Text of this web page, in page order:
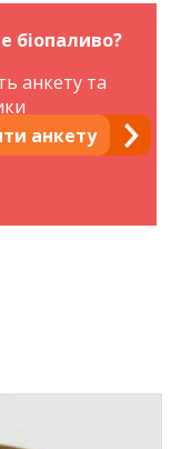
біопаливо?
анкету
анкету та